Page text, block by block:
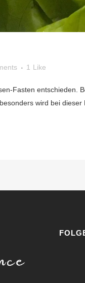
1 Like
Fasten entschieden.
wird bei